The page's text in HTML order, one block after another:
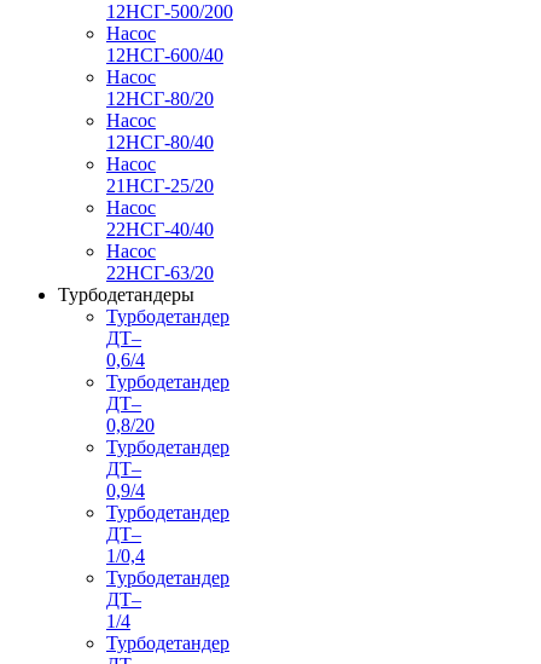
12НСГ-500/200
Насос
12НСГ-600/40
Насос
12НСГ-80/20
Насос
12НСГ-80/40
Насос
21НСГ-25/20
Насос
22НСГ-40/40
Насос
22НСГ-63/20
Турбодетандеры
Турбодетандер
ДТ–
0,6/4
Турбодетандер
ДТ–
0,8/20
Турбодетандер
ДТ–
0,9/4
Турбодетандер
ДТ–
1/0,4
Турбодетандер
ДТ–
1/4
Турбодетандер